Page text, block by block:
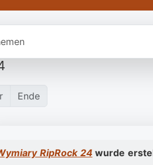
Ende
RipRock 24 wurde